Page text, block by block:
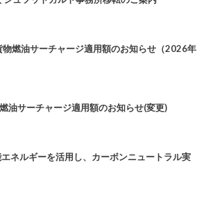
燃油サーチャージ適用額のお知らせ（2026年
サーチャージ適用額のお知らせ(変更)
ネルギーを活用し、カーボンニュートラル実